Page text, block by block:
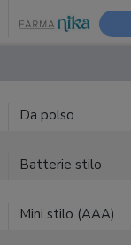
Da polso
Batterie stilo
Mini stilo (AAA)